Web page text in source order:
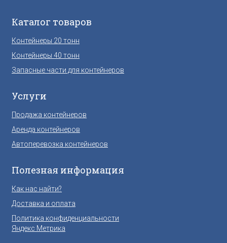
Каталог товаров
Контейнеры 20 тонн
Контейнеры 40 тонн
Запасные части для контейнеров
Услуги
Продажа контейнеров
Аренда контейнеров
Автоперевозка контейнеров
Полезная информация
Как нас найти?
Доставка и оплата
Политика конфиденциальности
Яндекс Метрика